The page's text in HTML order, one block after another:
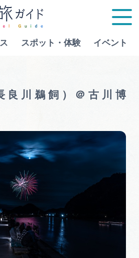
スポット・体験 イベント
行きたいリストを見る
良川鵜飼）＠古川博